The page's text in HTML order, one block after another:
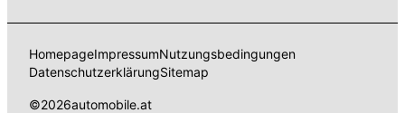
HomepageImpressumNutzungsbedingungen
DatenschutzerklärungSitemap
©2026automobile.at